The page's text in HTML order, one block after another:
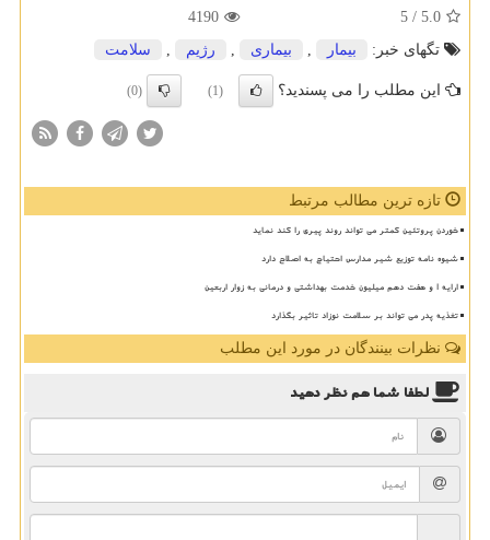
5.0
/ 5
4190
تگهای خبر:
بیمار , بیماری , رژیم , سلامت
این مطلب را می پسندید؟ (1)
(0)
تازه ترین مطالب مرتبط
خوردن پروتئین کمتر می تواند روند پیری را کند نماید
شیوه نامه توزیع شیر مدارس احتیاج به اصلاح دارد
ارایه ۱ و هفت دهم میلیون خدمت بهداشتی و درمانی به زوار اربعین
تغذیه پدر می تواند بر سلامت نوزاد تاثیر بگذارد
نظرات بینندگان در مورد این مطلب
لطفا شما همنظر دهید